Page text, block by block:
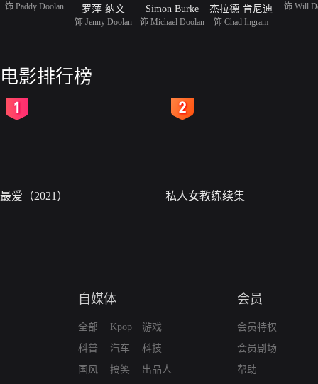
饰 Paddy Doolan 罗萍·纳文
饰 Jenny Doolan
Simon Burke
饰 Michael Doolan
杰拉德·肯尼迪
饰 Chad Ingram
饰 Will
电影排行榜
最爱（2021） 私人女教练续集
自媒体
全部
科普
国风
Kpop
汽车
搞笑
游戏
科技
出品人
会员
会员特权
会员剧场
帮助